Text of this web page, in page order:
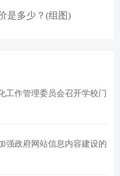
是多少？(组图)
工作管理委员会召开学校门
强政府网站信息内容建设的